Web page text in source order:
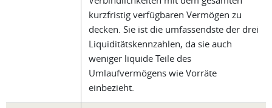
kurzfristig verfügbaren Vermögen zu
decken. Sie ist die umfassendste der drei
Liquiditätskennzahlen, da sie auch
weniger liquide Teile des
Umlaufvermögens wie Vorräte
einbezieht.